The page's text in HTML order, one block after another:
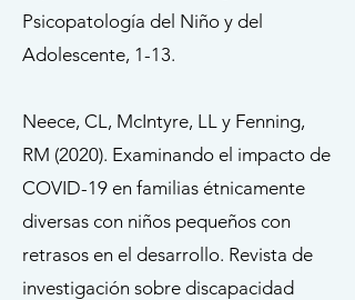
Psicopatología del Niño y del
Adolescente, 1-13.
Neece, CL, McIntyre, LL y Fenning,
RM (2020). Examinando el impacto de
COVID-19 en familias étnicamente
diversas con niños pequeños con
retrasos en el desarrollo. Revista de
investigación sobre discapacidad